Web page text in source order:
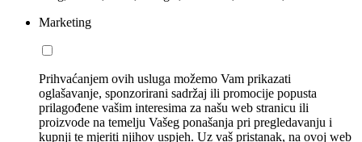
Marketing
Prihvaćanjem ovih usluga možemo Vam prikazati
oglašavanje, sponzorirani sadržaj ili promocije popusta
prilagođene vašim interesima za našu web stranicu ili
proizvode na temelju Vašeg ponašanja pri pregledavanju i
kupnji te mjeriti njihov uspjeh. Uz vaš pristanak, na ovoj web